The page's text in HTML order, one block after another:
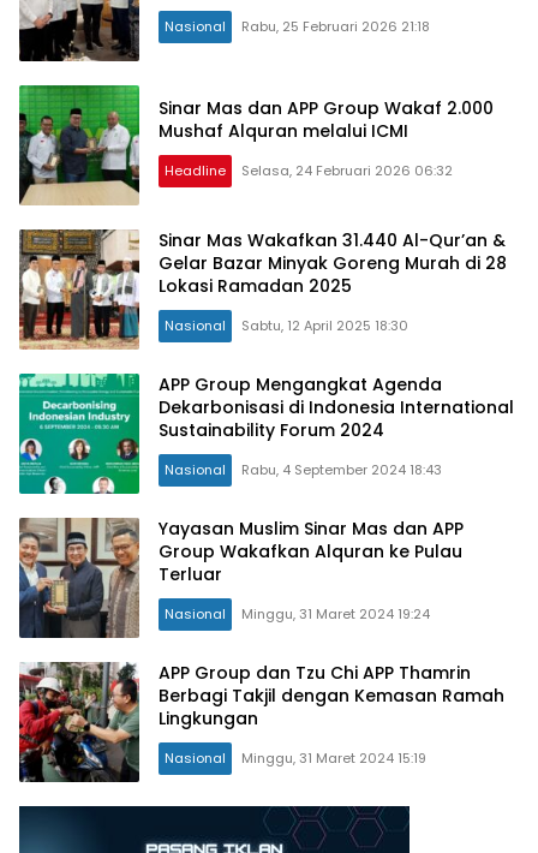
Nasional Rabu, 25 Februari 2026 21:18
Sinar Mas dan APP Group Wakaf 2.000
Mushaf Alquran melalui ICMI
Headline Selasa, 24 Februari 2026 06:32
Sinar Mas Wakafkan 31.440 Al-Qur’an &
Gelar Bazar Minyak Goreng Murah di 28
Lokasi Ramadan 2025
Nasional Sabtu, 12 April 2025 18:30
APP Group Mengangkat Agenda
Dekarbonisasi di Indonesia International
Sustainability Forum 2024
Nasional Rabu, 4 September 2024 18:43
Yayasan Muslim Sinar Mas dan APP
Group Wakafkan Alquran ke Pulau
Terluar
Nasional Minggu, 31 Maret 2024 19:24
APP Group dan Tzu Chi APP Thamrin
Berbagi Takjil dengan Kemasan Ramah
Lingkungan
Nasional Minggu, 31 Maret 2024 15:19